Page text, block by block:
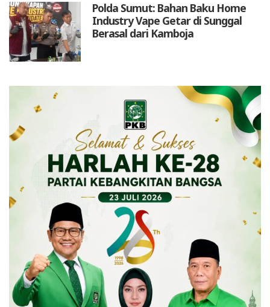
Polda Sumut: Bahan Baku Home
Industry Vape Getar di Sunggal
Berasal dari Kamboja